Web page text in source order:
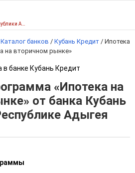
Каталог банков / Кубань Кредит / Ипотека
на вторичном рынке»
«Ипотека на
от банка Кубань
Адыгея